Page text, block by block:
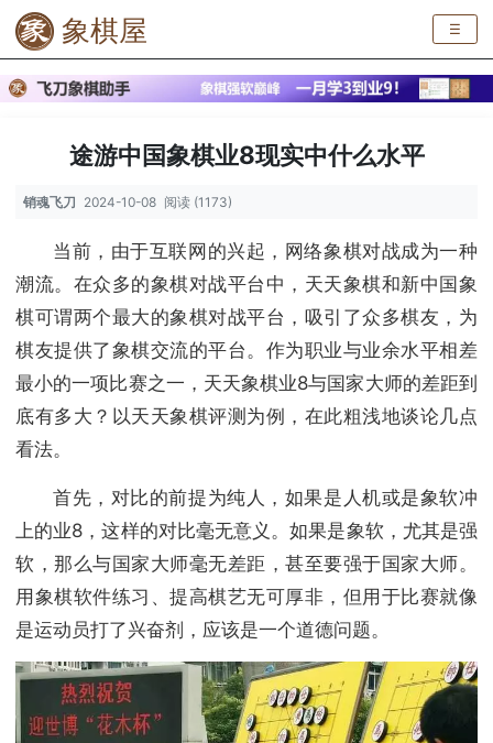
象棋屋 ☰
途游中国象棋业8现实中什么水平
销魂飞刀 2024-10-08 阅读 (1173)
当前，由于互联网的兴起，网络象棋对战成为一种
潮流。在众多的象棋对战平台中，天天象棋和新中国象
棋可谓两个最大的象棋对战平台，吸引了众多棋友，为
棋友提供了象棋交流的平台。作为职业与业余水平相差
最小的一项比赛之一，天天象棋业8与国家大师的差距到
底有多大？以天天象棋评测为例，在此粗浅地谈论几点
看法。
首先，对比的前提为纯人，如果是人机或是象软冲
上的业8，这样的对比毫无意义。如果是象软，尤其是强
软，那么与国家大师毫无差距，甚至要强于国家大师。
用象棋软件练习、提高棋艺无可厚非，但用于比赛就像
是运动员打了兴奋剂，应该是一个道德问题。